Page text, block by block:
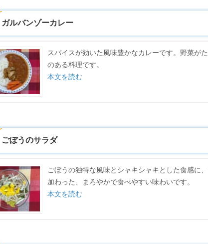
ガルバンゾーカレー
スパイスが効いた風味豊かなカレーです。野菜が
のある料理です。
本文を読む
ごぼうのサラダ
ごぼうの独特な風味とシャキシャキとした食感に
加わった、まろやかで食べやすい味わいです。
本文を読む